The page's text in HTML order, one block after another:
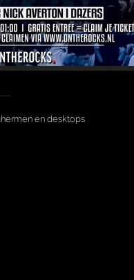
en desktops